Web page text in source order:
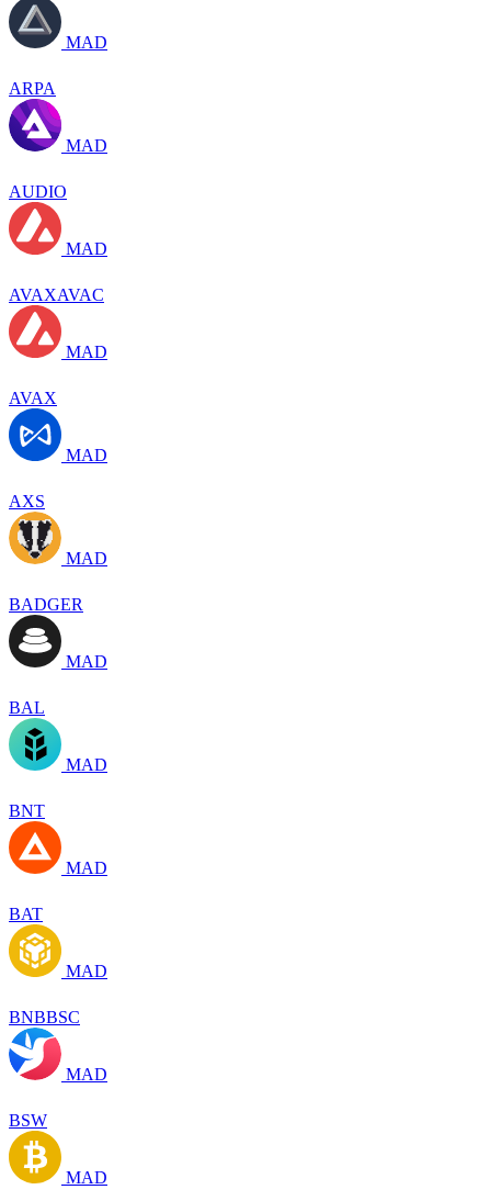
MAD
ARPA
MAD
AUDIO
MAD
AVAXAVAC
MAD
AVAX
MAD
AXS
MAD
BADGER
MAD
BAL
MAD
BNT
MAD
BAT
MAD
BNBBSC
MAD
BSW
MAD